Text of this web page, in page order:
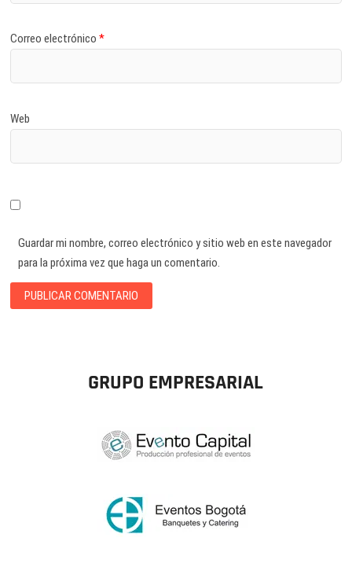
Correo electrónico*
Web
Guardar mi nombre, correo electrónico y sitio web en este navegador
para la próxima vez que haga un comentario.
GRUPO EMPRESARIAL